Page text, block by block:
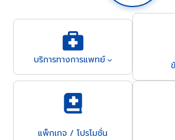
บริการทางการแพทย์
แพ็กเกจ / โปรโมชั่น